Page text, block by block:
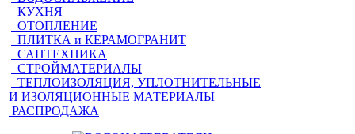
КУХНЯ
ОТОПЛЕНИЕ
ПЛИТКА и КЕРАМОГРАНИТ
САНТЕХНИКА
СТРОЙМАТЕРИАЛЫ
ТЕПЛОИЗОЛЯЦИЯ, УПЛОТНИТЕЛЬНЫЕ
И ИЗОЛЯЦИОННЫЕ МАТЕРИАЛЫ
РАСПРОДАЖА